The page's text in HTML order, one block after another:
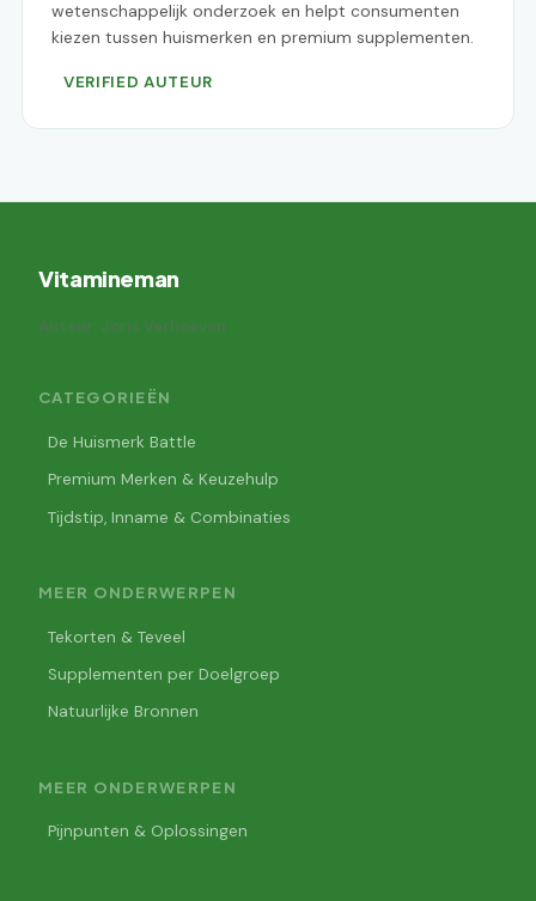
wetenschappelijk onderzoek en helpt consumenten
kiezen tussen huismerken en premium supplementen.
VERIFIED AUTEUR
Vitamineman
Auteur: Joris Verhoeven
CATEGORIEËN
De Huismerk Battle
Premium Merken & Keuzehulp
Tijdstip, Inname & Combinaties
MEER ONDERWERPEN
Tekorten & Teveel
Supplementen per Doelgroep
Natuurlijke Bronnen
MEER ONDERWERPEN
Pijnpunten & Oplossingen